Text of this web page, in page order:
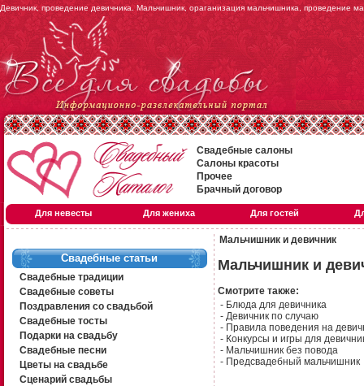
Девичник, проведение девичника. Мальчишник, ораганизация мальчишника, проведение
Свадебные салоны
Салоны красоты
Прочее
Брачный договор
Для невесты Для жениха Для гостей
Свадебные статьи
Свадебные традиции
Свадебные советы
Поздравления со свадьбой
Свадебные тосты
Подарки на свадьбу
Свадебные песни
Цветы на свадьбе
Сценарий свадьбы
Мальчишник и девичник
Мальчишник и
Смотрите также:
- Блюда для девичника
- Девичник по случаю
- Правила поведения на
- Конкурсы и игры для
- Мальчишник без повода
- Предсвадебный мальчишник